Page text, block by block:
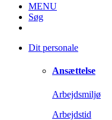
MENU
Søg
Dit personale
Ansættelse
Arbejdsmiljø
Arbejdstid